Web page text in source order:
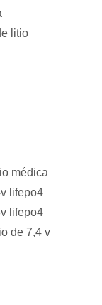
litio
médica
lifepo4
lifepo4
de 7,4 v